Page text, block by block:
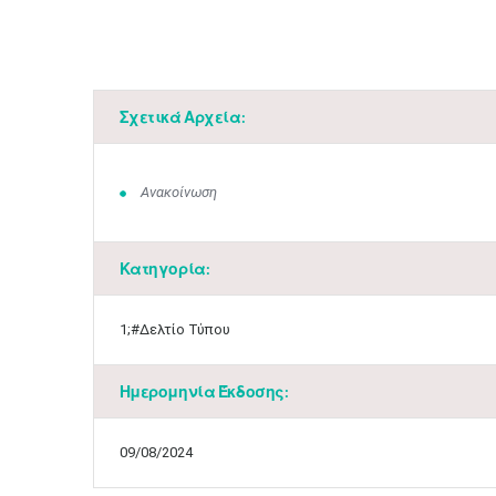
Σχετικά Αρχεία:
Ανακοίνωση
Κατηγορία:
1;#Δελτίο Τύπου
Ημερομηνία Έκδοσης:
09/08/2024